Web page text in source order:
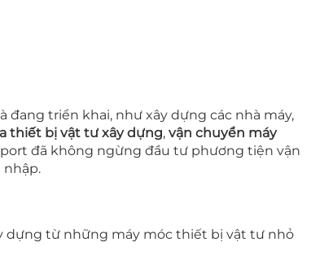
triển khai, như xây dựng các nhà máy,
thiết bị vật tư xây dựng, vận chuyển máy
đã không ngừng đầu tư phương tiện vận
nhập.
dựng từ những máy móc thiết bị vật tư nhỏ